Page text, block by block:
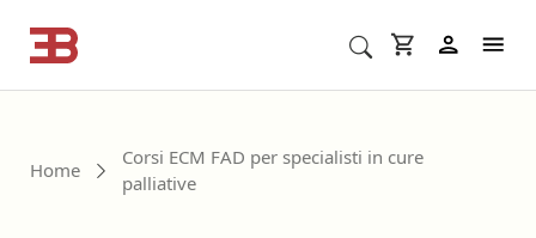
Cerca corsi ECM o altro
Home
Corsi ECM FAD per specialisti in cure
palliative